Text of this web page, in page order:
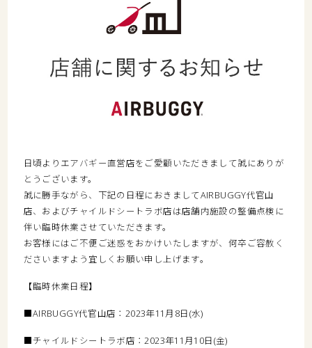
日頃よりエアバギー直営店をご愛顧いただきまして誠にありが
とうございます。
誠に勝手ながら、下記の日程におきましてAIRBUGGY代官山
店、およびチャイルドシートラボ店は店舗内施設の整備点検に
伴い臨時休業させていただきます。
お客様にはご不便ご迷惑をおかけいたしますが、何卒ご容赦く
ださいますよう宜しくお願い申し上げます。
【臨時休業日程】
■AIRBUGGY代官山店：2023年11月8日(水)
■チャイルドシートラボ店：2023年11月10日(金)